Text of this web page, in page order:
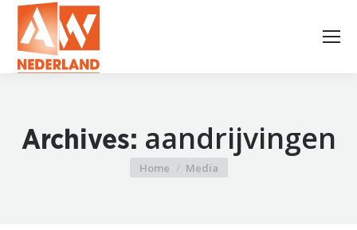
Archives: aandrijvingen
Je bent hier:
Home Media